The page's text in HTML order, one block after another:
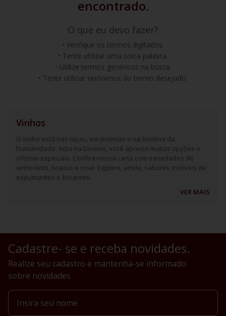
O que eu devo fazer?
Verifique os termos digitados.
Tente utilizar uma única palavra.
Utilize termos genéricos na busca.
Tente utilizar sinônimos do termo desejado.
Vinhos
O vinho está nas taças, em poemas e na história da
humanidade. Aqui na Divvino, você aprecia muitas opções e
ofertas especiais. Confira nossa carta com variedades de
vinho tinto, branco e rosé. Explore, ainda, sabores incríveis de
espumantes e frisantes.
VER MAIS
Cadastre- se e receba novidades.
Realize seu cadastro e mantenha-se informado
sobre novidades